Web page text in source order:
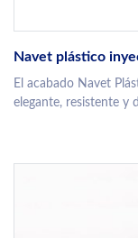
Navet plástico
El acabado Navet
elegante, resistente y